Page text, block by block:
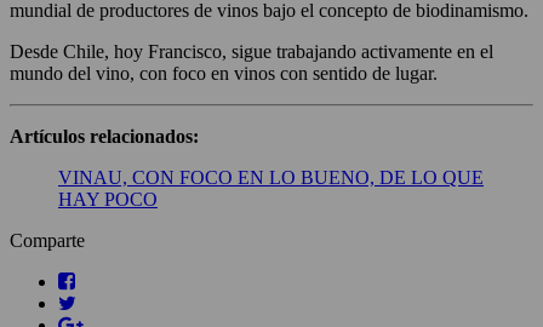
mundial de productores de vinos bajo el concepto de biodinamismo.
Desde Chile, hoy Francisco, sigue trabajando activamente en el
mundo del vino, con foco en vinos con sentido de lugar.
Artículos relacionados:
VINAU, CON FOCO EN LO BUENO, DE LO QUE
HAY POCO
Comparte